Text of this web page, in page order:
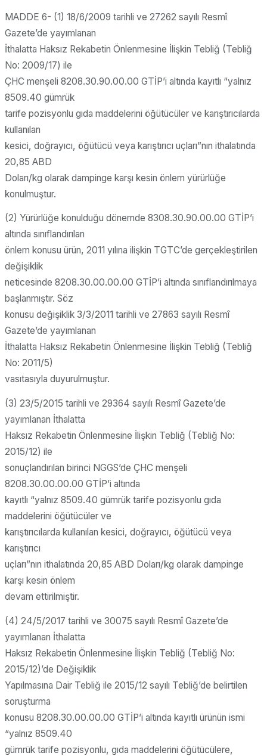
MADDE 6- (1) 18/6/2009 tarihli ve 27262 sayılı Resmî
Gazete’de yayımlanan
İthalatta Haksız Rekabetin Önlenmesine İlişkin Tebliğ (Tebliğ
No: 2009/17) ile
ÇHC menşeli 8208.30.90.00.00 GTİP’i altında kayıtlı “yalnız
8509.40 gümrük
tarife pozisyonlu gıda maddelerini öğütücüler ve karıştırıcılarda
kullanılan
kesici, doğrayıcı, öğütücü veya karıştırıcı uçları”nın ithalatında
20,85 ABD
Doları/kg olarak dampinge karşı kesin önlem yürürlüğe
konulmuştur.
(2) Yürürlüğe konulduğu dönemde 8308.30.90.00.00 GTİP’i
altında sınıflandırılan
önlem konusu ürün, 2011 yılına ilişkin TGTC’de gerçekleştirilen
değişiklik
neticesinde 8208.30.00.00.00 GTİP’i altında sınıflandırılmaya
başlanmıştır. Söz
konusu değişiklik 3/3/2011 tarihli ve 27863 sayılı Resmî
Gazete’de yayımlanan
İthalatta Haksız Rekabetin Önlenmesine İlişkin Tebliğ (Tebliğ
No: 2011/5)
vasıtasıyla duyurulmuştur.
(3) 23/5/2015 tarihli ve 29364 sayılı Resmî Gazete’de
yayımlanan İthalatta
Haksız Rekabetin Önlenmesine İlişkin Tebliğ (Tebliğ No:
2015/12) ile
sonuçlandırılan birinci NGGS’de ÇHC menşeli
8208.30.00.00.00 GTİP’i altında
kayıtlı “yalnız 8509.40 gümrük tarife pozisyonlu gıda
maddelerini öğütücüler ve
karıştırıcılarda kullanılan kesici, doğrayıcı, öğütücü veya
karıştırıcı
uçları”nın ithalatında 20,85 ABD Doları/kg olarak dampinge
karşı kesin önlem
devam ettirilmiştir.
(4) 24/5/2017 tarihli ve 30075 sayılı Resmî Gazete’de
yayımlanan İthalatta
Haksız Rekabetin Önlenmesine İlişkin Tebliğ (Tebliğ No:
2015/12)’de Değişiklik
Yapılmasına Dair Tebliğ ile 2015/12 sayılı Tebliğ’de belirtilen
soruşturma
konusu 8208.30.00.00.00 GTİP’i altında kayıtlı ürünün ismi
“yalnız 8509.40
gümrük tarife pozisyonlu, gıda maddelerini öğütücülere,